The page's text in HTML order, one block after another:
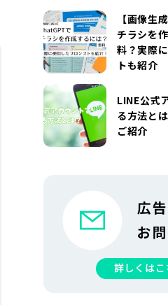
【画像生
チラシを
料？実際
トも紹介
LINE公式
る方法と
ご紹介